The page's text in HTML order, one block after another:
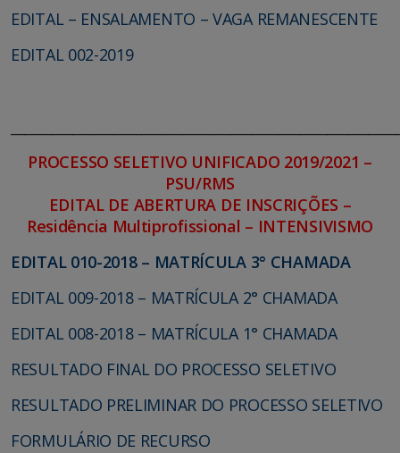
EDITAL – ENSALAMENTO – VAGA REMANESCENTE
EDITAL 002-2019
PROCESSO SELETIVO UNIFICADO 2019/2021 –
PSU/RMS
EDITAL DE ABERTURA DE INSCRIÇÕES –
Residência Multiprofissional – INTENSIVISMO
EDITAL 010-2018 – MATRÍCULA 3° CHAMADA
EDITAL 009-2018 – MATRÍCULA 2° CHAMADA
EDITAL 008-2018 – MATRÍCULA 1° CHAMADA
RESULTADO FINAL DO PROCESSO SELETIVO
RESULTADO PRELIMINAR DO PROCESSO SELETIVO
FORMULÁRIO DE RECURSO